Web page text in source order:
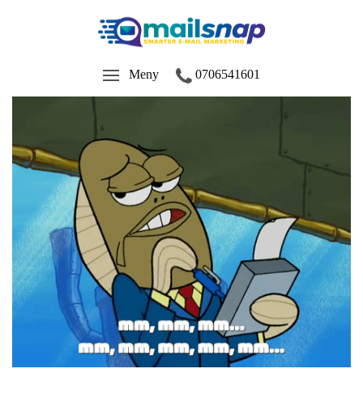
Meny 0706541601